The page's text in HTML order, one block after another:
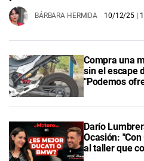
BÁRBARA HERMIDA 10/12/25 |
Compra una
sin el escape
"Podemos
Darío
Ocasión:
al taller que